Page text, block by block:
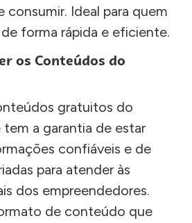
consumir. Ideal para quem
forma rápida e eficiente.
os Conteúdos do
gratuitos do
tem a garantia de estar
confiáveis e de
para atender às
dos empreendedores.
de conteúdo que